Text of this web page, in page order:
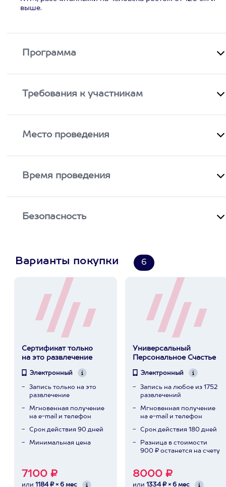
выше.
Программа
Требования к участникам
Место проведения
Время проведения
Безопасность
Варианты покупки 6
Сертификат только
на это развлечение
Электронный
Запись только на это
развлечение
Мгновенная получение
на e-mail и телефон
Срок действия 90 дней
Минимальная цена
7100 ₽
или 1184 ₽ × 6 мес
Универсальный
Персональное Счастье
Электронный
Запись на любое из 1752
развлечений
Мгновенная получение
на e-mail и телефон
Срок действия 180 дней
Разница в стоимости
900 ₽ останется на счету
8000 ₽
или 1334 ₽ × 6 мес